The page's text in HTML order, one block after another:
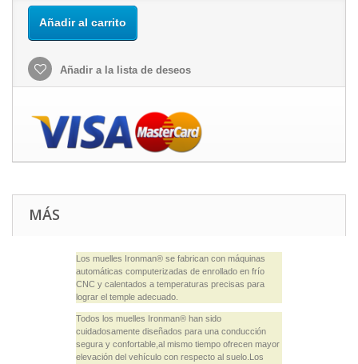
Añadir al carrito
Añadir a la lista de deseos
MÁS
Los muelles Ironman® se fabrican con máquinas
automáticas computerizadas de enrollado en frío
CNC y calentados a temperaturas precisas para
lograr el temple adecuado.
Todos los muelles Ironman® han sido
cuidadosamente diseñados para una conducción
segura y confortable,al mismo tiempo ofrecen mayor
elevación del vehículo con respecto al suelo.Los